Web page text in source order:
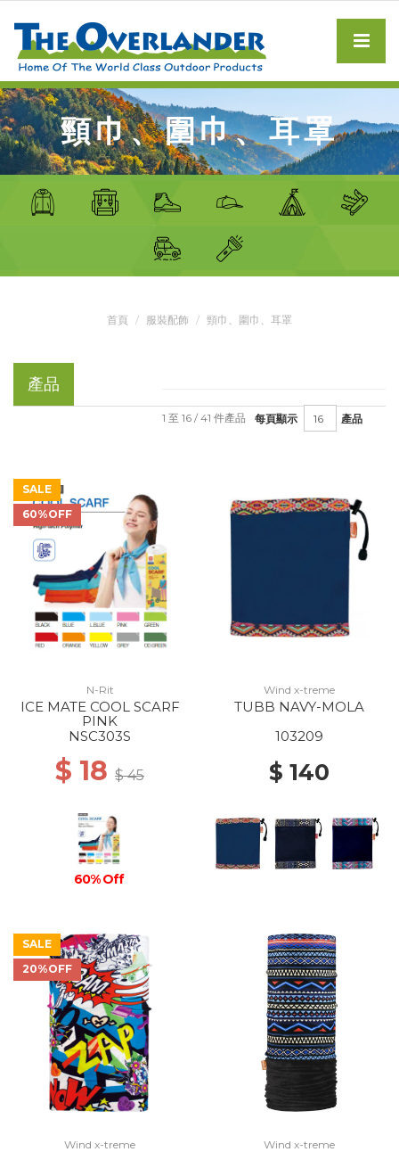
頸巾、圍巾、耳罩
首頁 服裝配飾 頸巾、圍巾、耳罩
產品
每頁顯示 產品
1 至 16 / 41 件產品
SALE
60%OFF
N-Rit
ICE MATE COOL SCARF
PINK
NSC303S
$ 18 $ 45
60% Off
Wind x-treme
TUBB NAVY-MOLA
103209
$ 140
SALE
20%OFF
Wind x-treme Wind x-treme